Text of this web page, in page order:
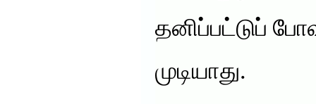
தனிப்பட்டுப்
முடியாது.